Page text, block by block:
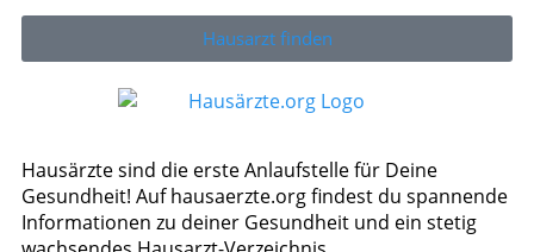
Hausarzt finden
Hausärzte sind die erste Anlaufstelle für Deine
Gesundheit! Auf hausaerzte.org findest du spannende
Informationen zu deiner Gesundheit und ein stetig